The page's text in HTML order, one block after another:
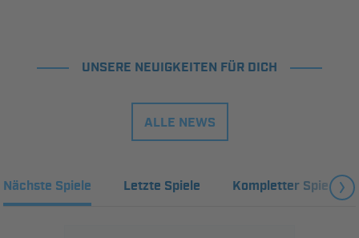
UNSERE NEUIGKEITEN FÜR DICH
ALLE NEWS
Nächste Spiele Letzte Spiele Kompletter Spielplan